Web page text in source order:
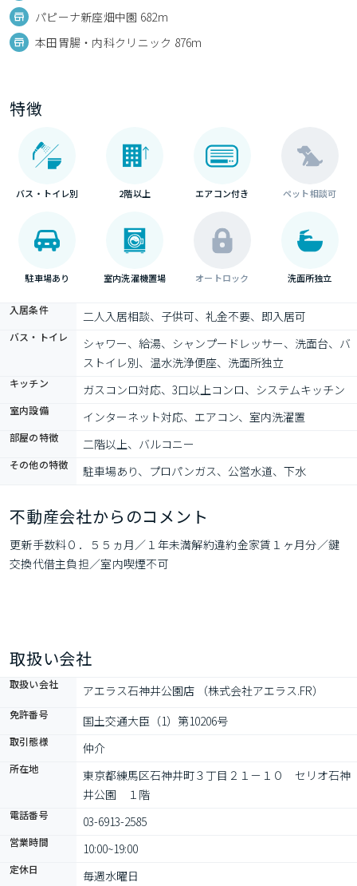
パピーナ新座畑中園 682m
本田胃腸・内科クリニック 876m
特徴
バス・トイレ別 2階以上 エアコン付き ペット相談可
駐車場あり 室内洗濯機置場 オートロック 洗面所独立
入居条件 二人入居相談、子供可、礼金不要、即入居可
バス・トイレ
シャワー、給湯、シャンプードレッサー、洗面台、バ
ストイレ別、温水洗浄便座、洗面所独立
キッチン ガスコンロ対応、3口以上コンロ、システムキッチン
室内設備 インターネット対応、エアコン、室内洗濯置
部屋の特徴 二階以上、バルコニー
その他の特徴 駐車場あり、プロパンガス、公営水道、下水
不動産会社からのコメント
更新手数料０．５５ヵ月／１年未満解約違約金家賃１ヶ月分／鍵
交換代借主負担／室内喫煙不可
取扱い会社
取扱い会社 アエラス石神井公園店 （株式会社アエラス.FR）
免許番号 国土交通大臣（1）第10206号
取引態様 仲介
所在地
東京都練馬区石神井町３丁目２１－１０　セリオ石神
井公園　１階
電話番号 03-6913-2585
営業時間 10:00~19:00
定休日 毎週水曜日